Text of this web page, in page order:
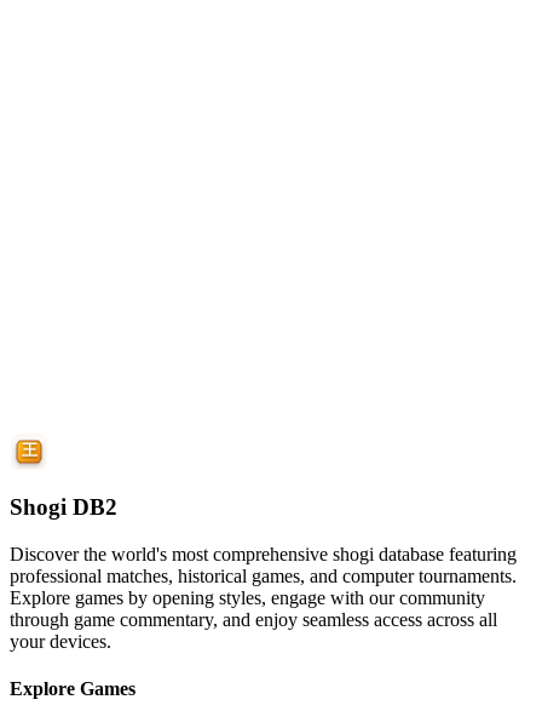
Shogi DB2
Discover the world's most comprehensive shogi database featuring
professional matches, historical games, and computer tournaments.
Explore games by opening styles, engage with our community
through game commentary, and enjoy seamless access across all
your devices.
Explore Games